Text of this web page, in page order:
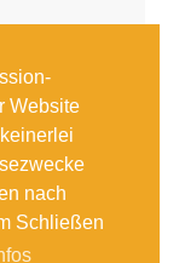
Website
nach
Schließen